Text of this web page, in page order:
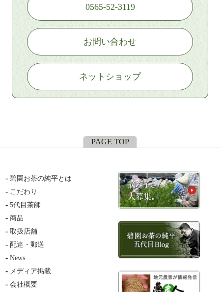
0565-52-3119
お問い合わせ
ネットショップ
PAGE TOP
碧園お茶の純平とは
こだわり
5代目茶師
商品
取扱店舗
配達・郵送
News
メディア掲載
会社概要